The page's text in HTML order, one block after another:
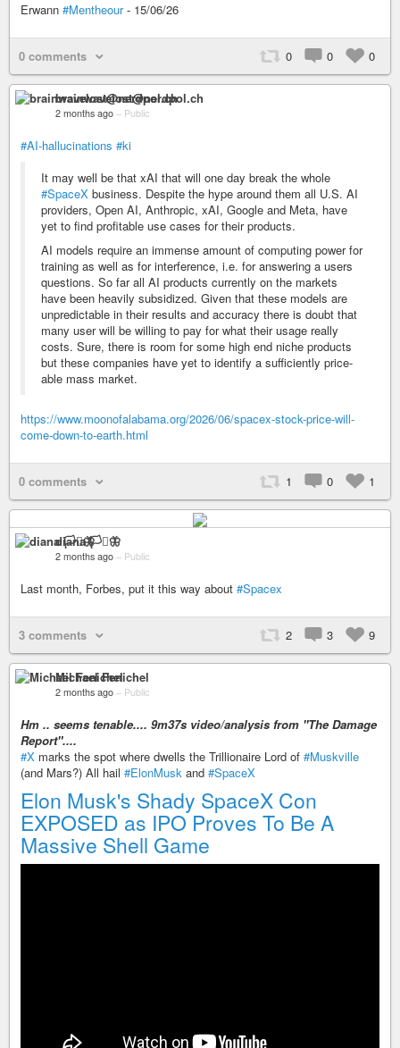
Erwann #Mentheour- 15/06/26
0 comments 0 0 0
brainwavelost@nerdpol.ch
2 months ago – Public
#AI-hallucinations #ki
It may well be that xAI that will one day break the whole
#SpaceX business. Despite the hype around them all U.S. AI
providers, Open AI, Anthropic, xAI, Google and Meta, have
yet to find profitable use cases for their products.
AI models require an immense amount of computing power for
training as well as for interference, i.e. for answering a users
questions. So far all AI products currently on the markets
have been heavily subsidized. Given that these models are
unpredictable in their results and accuracy there is doubt that
many user will be willing to pay for what their usage really
costs. Sure, there is room for some high end niche products
but these companies have yet to identify a sufficiently price-
able mass market.
https://www.moonofalabama.org/2026/06/spacex-stock-price-will-
come-down-to-earth.html
0 comments 1 0 1
diana 🏳️‍⚧️🦋
2 months ago – Public
Last month, Forbes, put it this way about #Spacex
3 comments 2 3 9
Michael Fenichel
2 months ago – Public
Hm .. seems tenable.... 9m37s video/analysis from "The Damage
Report"....
#X marks the spot where dwells the Trillionaire Lord of #Muskville
(and Mars?) All hail #ElonMusk and #SpaceX
Elon Musk's Shady SpaceX Con
EXPOSED as IPO Proves To Be A
Massive Shell Game